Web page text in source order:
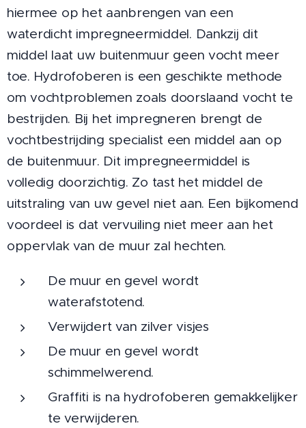
hiermee op het aanbrengen van een
waterdicht impregneermiddel. Dankzij dit
middel laat uw buitenmuur geen vocht meer
toe. Hydrofoberen is een geschikte methode
om vochtproblemen zoals doorslaand vocht te
bestrijden. Bij het impregneren brengt de
vochtbestrijding specialist een middel aan op
de buitenmuur. Dit impregneermiddel is
volledig doorzichtig. Zo tast het middel de
uitstraling van uw gevel niet aan. Een bijkomend
voordeel is dat vervuiling niet meer aan het
oppervlak van de muur zal hechten.
De muur en gevel wordt
waterafstotend.
Verwijdert van zilver visjes
De muur en gevel wordt
schimmelwerend.
Graffiti is na hydrofoberen gemakkelijker
te verwijderen.